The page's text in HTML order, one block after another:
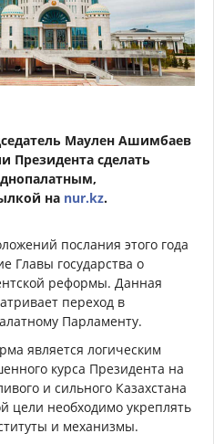
Маулен Ашимбаев
Президента сделать
на nur.kz.
послания этого года
Главы государства о
реформы. Данная
переход в
Парламенту.
является логическим
курса Президента на
и сильного Казахстана
цели необходимо укреплять
и механизмы.